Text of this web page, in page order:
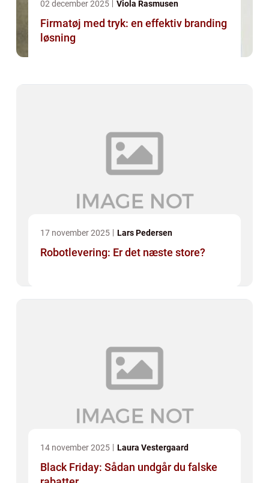
02 december 2025 Viola Rasmusen
Firmatøj med tryk: en effektiv branding
løsning
17 november 2025 Lars Pedersen
Robotlevering: Er det næste store?
14 november 2025 Laura Vestergaard
Black Friday: Sådan undgår du falske